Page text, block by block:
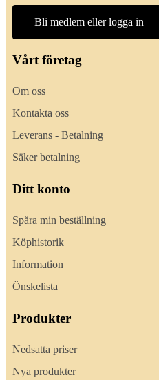
Bli medlem eller logga in
Vårt företag
Om oss
Kontakta oss
Leverans - Betalning
Säker betalning
Ditt konto
Spåra min beställning
Köphistorik
Information
Önskelista
Produkter
Nedsatta priser
Nya produkter